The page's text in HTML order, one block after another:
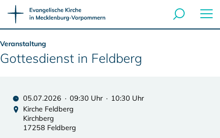
Veranstaltung
Gottesdienst in Feldberg
05.07.2026 · 09:30 Uhr · 10:30 Uhr
Kirche Feldberg
Kirchberg
17258 Feldberg